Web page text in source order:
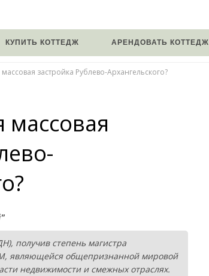
КУПИТЬ КОТТЕДЖ АРЕНДОВАТЬ КОТТЕДЖ
застройка Рублево-Архангельского?
массовая
получив степень магистра
являющейся общепризнанной мировой
недвижимости и смежных отраслях.